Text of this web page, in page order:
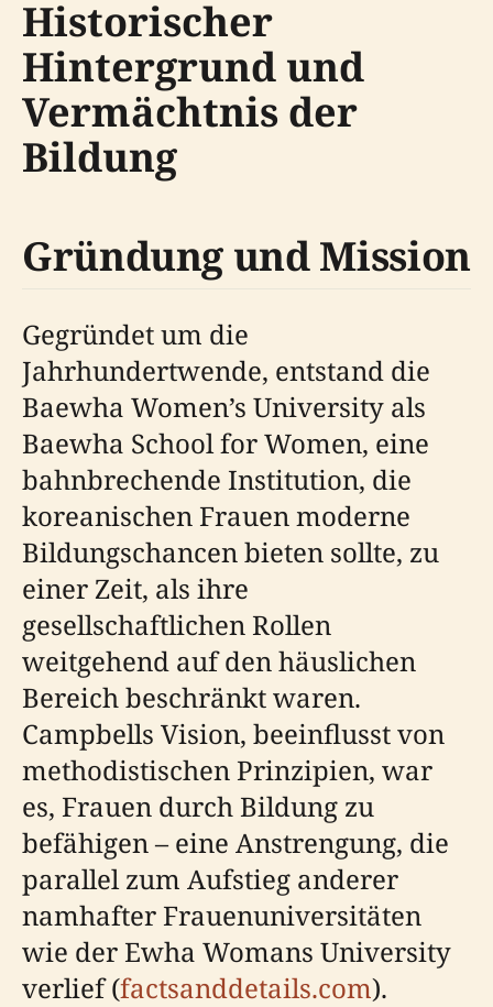
Historischer
Hintergrund und
Vermächtnis der
Bildung
Gründung und Mission
Gegründet um die
Jahrhundertwende, entstand die
Baewha Women’s University als
Baewha School for Women, eine
bahnbrechende Institution, die
koreanischen Frauen moderne
Bildungschancen bieten sollte, zu
einer Zeit, als ihre
gesellschaftlichen Rollen
weitgehend auf den häuslichen
Bereich beschränkt waren.
Campbells Vision, beeinflusst von
methodistischen Prinzipien, war
es, Frauen durch Bildung zu
befähigen – eine Anstrengung, die
parallel zum Aufstieg anderer
namhafter Frauenuniversitäten
wie der Ewha Womans University
verlief (factsanddetails.com).